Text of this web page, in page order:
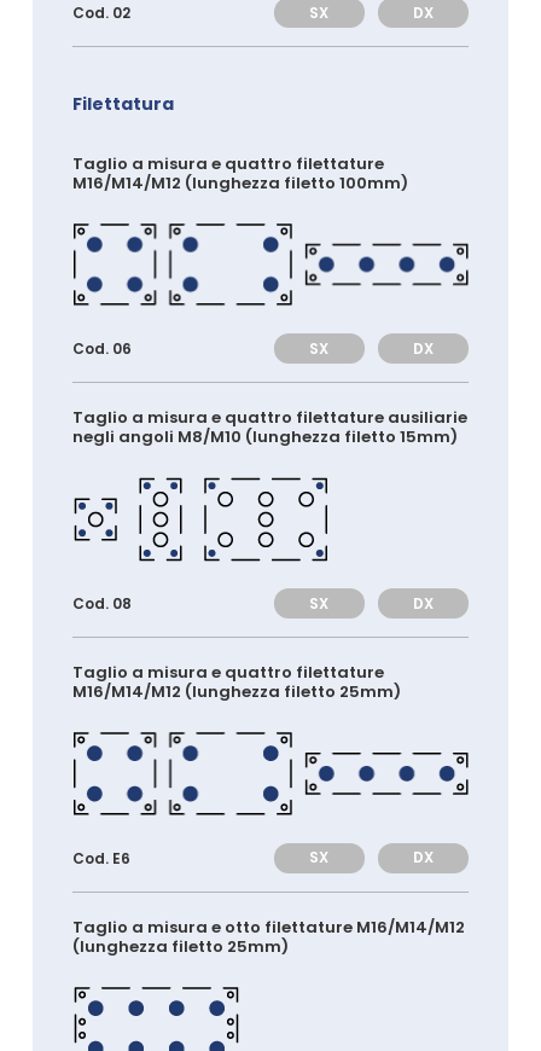
Cod. 02 SX DX
Filettatura
Taglio a misura e quattro filettature
M16/M14/M12 (lunghezza filetto 100mm)
Cod. 06 SX DX
Taglio a misura e quattro filettature ausiliarie
negli angoli M8/M10 (lunghezza filetto 15mm)
Cod. 08 SX DX
Taglio a misura e quattro filettature
M16/M14/M12 (lunghezza filetto 25mm)
Cod. E6 SX DX
Taglio a misura e otto filettature M16/M14/M12
(lunghezza filetto 25mm)